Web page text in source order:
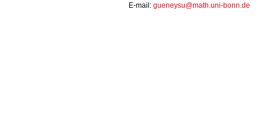
E-mail: gueneysu@math.uni-bonn.de